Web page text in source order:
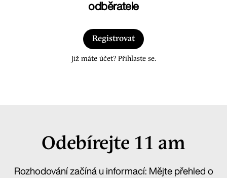
odběratele
Registrovat
Již máte účet? Přihlaste se.
Odebírejte 11 am
Rozhodování začíná u informací: Mějte přehled o